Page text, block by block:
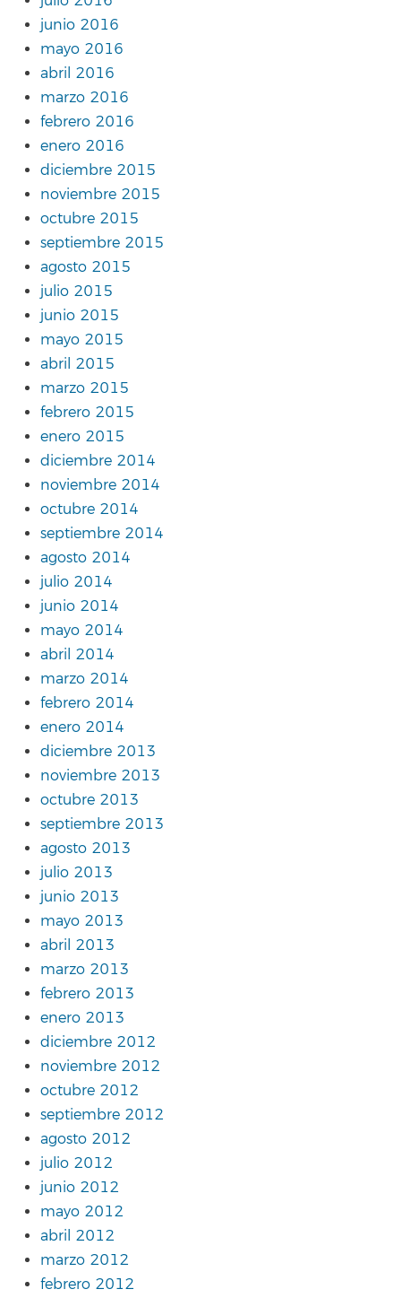
junio 2016
mayo 2016
abril 2016
marzo 2016
febrero 2016
enero 2016
diciembre 2015
noviembre 2015
octubre 2015
septiembre 2015
agosto 2015
julio 2015
junio 2015
mayo 2015
abril 2015
marzo 2015
febrero 2015
enero 2015
diciembre 2014
noviembre 2014
octubre 2014
septiembre 2014
agosto 2014
julio 2014
junio 2014
mayo 2014
abril 2014
marzo 2014
febrero 2014
enero 2014
diciembre 2013
noviembre 2013
octubre 2013
septiembre 2013
agosto 2013
julio 2013
junio 2013
mayo 2013
abril 2013
marzo 2013
febrero 2013
enero 2013
diciembre 2012
noviembre 2012
octubre 2012
septiembre 2012
agosto 2012
julio 2012
junio 2012
mayo 2012
abril 2012
marzo 2012
febrero 2012